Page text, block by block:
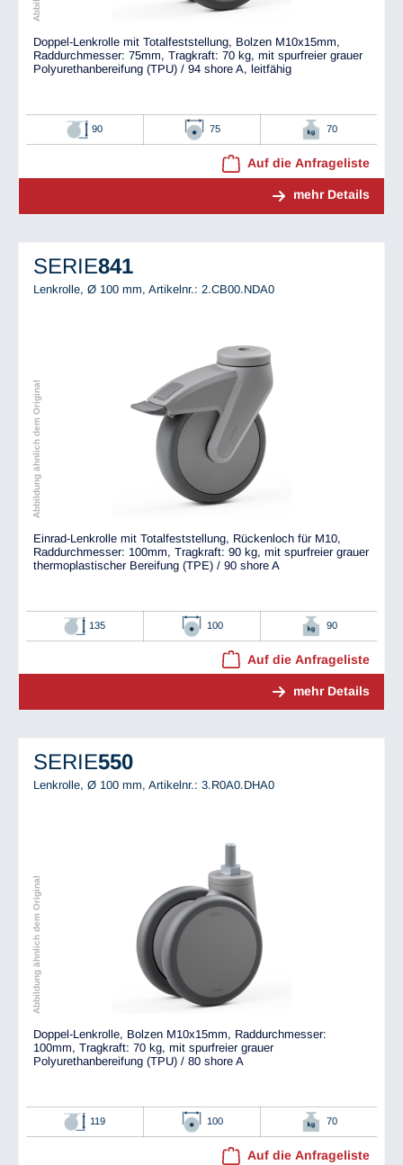
Doppel-Lenkrolle mit Totalfeststellung, Bolzen M10x15mm,
Raddurchmesser: 75mm, Tragkraft: 70 kg, mit spurfreier grauer
Polyurethanbereifung (TPU) / 94 shore A, leitfähig
90 75 70
Auf die Anfrageliste
mehr Details
SERIE841
Lenkrolle, Ø 100 mm, Artikelnr.: 2.CB00.NDA0
Abbildung ähnlich dem Original
Einrad-Lenkrolle mit Totalfeststellung, Rückenloch für M10,
Raddurchmesser: 100mm, Tragkraft: 90 kg, mit spurfreier grauer
thermoplastischer Bereifung (TPE) / 90 shore A
135 100 90
Auf die Anfrageliste
mehr Details
SERIE550
Lenkrolle, Ø 100 mm, Artikelnr.: 3.R0A0.DHA0
Abbildung ähnlich dem Original
Doppel-Lenkrolle, Bolzen M10x15mm, Raddurchmesser:
100mm, Tragkraft: 70 kg, mit spurfreier grauer
Polyurethanbereifung (TPU) / 80 shore A
119 100 70
Auf die Anfrageliste